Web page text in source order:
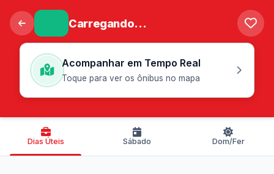
Carregando...
Acompanhar em Tempo Real
Toque para ver os ônibus no mapa
Dias Úteis Sábado Dom/Fer